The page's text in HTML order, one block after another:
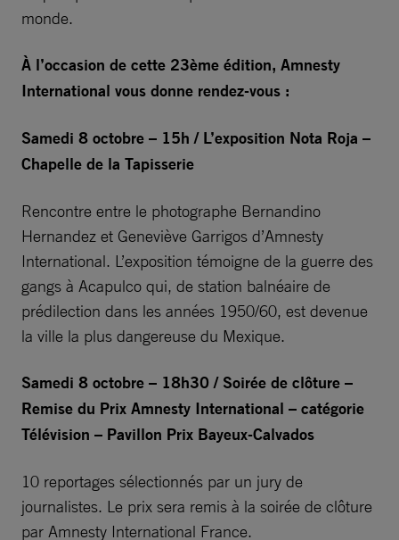
monde.
À l’occasion de cette 23ème édition, Amnesty
International vous donne rendez-vous :
Samedi 8 octobre – 15h / L’exposition Nota Roja –
Chapelle de la Tapisserie
Rencontre entre le photographe Bernandino
Hernandez et Geneviève Garrigos d’Amnesty
International. L’exposition témoigne de la guerre des
gangs à Acapulco qui, de station balnéaire de
prédilection dans les années 1950/60, est devenue
la ville la plus dangereuse du Mexique.
Samedi 8 octobre – 18h30 / Soirée de clôture –
Remise du Prix Amnesty International – catégorie
Télévision – Pavillon Prix Bayeux-Calvados
10 reportages sélectionnés par un jury de
journalistes. Le prix sera remis à la soirée de clôture
par Amnesty International France.